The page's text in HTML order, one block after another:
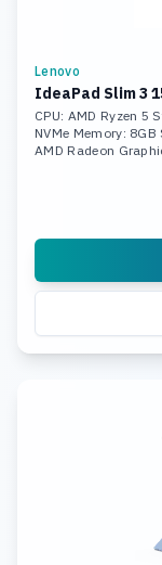
Lenovo
IdeaPad Slim 3
CPU: AMD Ryzen 5
NVMe Memory:
AMD Radeon